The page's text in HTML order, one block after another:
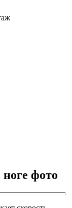
фото